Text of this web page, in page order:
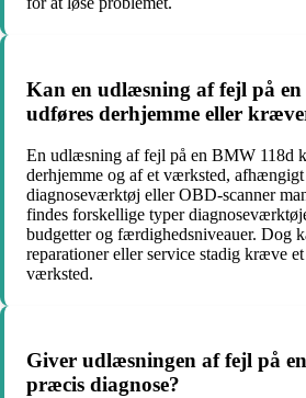
Kan en udlæsning af fejl på
udføres derhjemme eller
En udlæsning af fejl på en BMW 118d
derhjemme og af et værksted,
diagnoseværktøj eller OBD-scanner
findes forskellige typer
budgetter og færdighedsniveauer. Dog
reparationer eller service stadig kræve
værksted.
Giver udlæsningen af fejl på
præcis diagnose?